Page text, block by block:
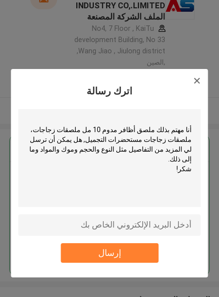
اترك رسالة
إرسال
INDUSTRY CO,.LIMITED
الملف الشركة المصنعة
No4, 7 Floor , KaiTu
development Building, No 33
,Wang Jiao , Jiulong district
,الصين
يدقّق ممون
احصل على افضل سعر ل